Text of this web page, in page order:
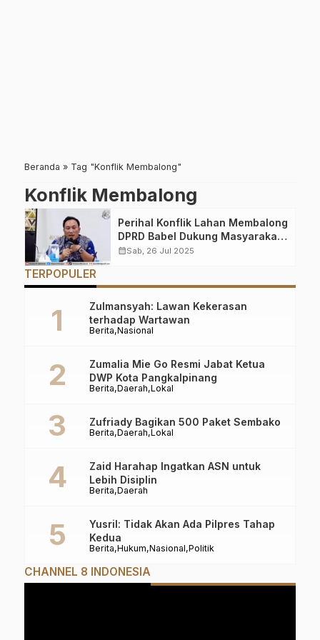
Beranda » Tag "Konflik Membalong"
Konflik Membalong
Perihal Konflik Lahan Membalong
DPRD Babel Dukung Masyarakat
Peroleh Haknya
calendar_monthSab, 26 Jul 2025
TERPOPULER
Berita Nasional
Zulmansyah: Lawan Kekerasan
terhadap Wartawan
Berita Daerah Lokal
Zumalia Mie Go Resmi Jabat Ketua
DWP Kota Pangkalpinang
Berita Daerah Lokal
Zufriady Bagikan 500 Paket Sembako
Berita Daerah
Zaid Harahap Ingatkan ASN untuk
Lebih Disiplin
Berita Hukum Nasional Politik
Yusril: Tidak Akan Ada Pilpres Tahap
Kedua
CHANNEL 8 INDONESIA